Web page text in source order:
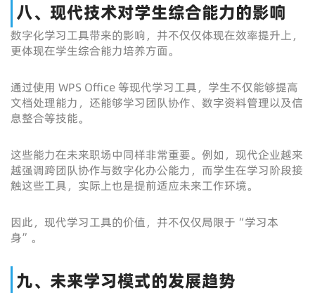
八、现代技术对学生综合能力的影响
数字化学习工具带来的影响，并不仅仅体现在效率提升上，
更体现在学生综合能力培养方面。
通过使用 WPS Office 等现代学习工具，学生不仅能够提高
文档处理能力，还能够学习团队协作、数字资料管理以及信
息整合等技能。
这些能力在未来职场中同样非常重要。例如，现代企业越来
越强调跨团队协作与数字化办公能力，而学生在学习阶段接
触这些工具，实际上也是提前适应未来工作环境。
因此，现代学习工具的价值，并不仅仅局限于“学习本
身”。
九、未来学习模式的发展趋势